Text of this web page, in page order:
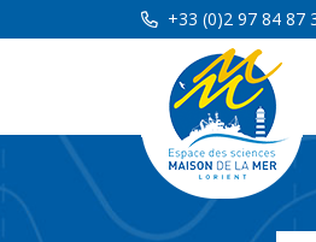
+33 (0)2 97 84 87